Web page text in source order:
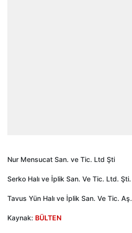
Nur Mensucat San. ve Tic. Ltd Şti
Serko Halı ve İplik San. Ve Tic. Ltd. Şti.
Tavus Yün Halı ve İplik San. Ve Tic. Aş.
Kaynak: BÜLTEN